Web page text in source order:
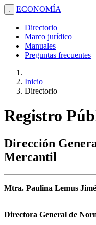
. ECONOMÍA
Directorio
Marco jurídico
Manuales
Preguntas frecuentes
Inicio
Directorio
Registro
Dirección
Mercantil
Mtra. Paulina Lemus
Directora General de